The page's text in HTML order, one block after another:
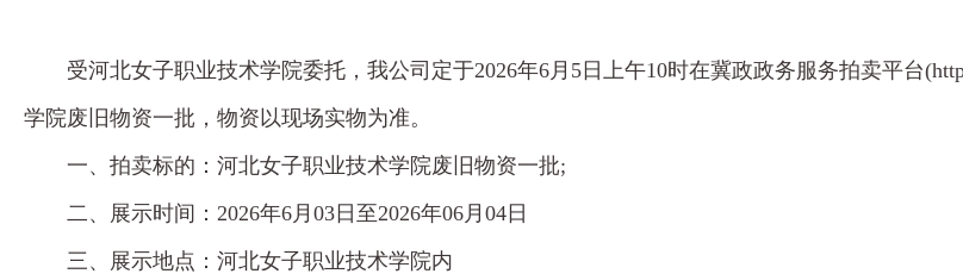
受河北女子职业技术学院委托，我公司定于2026年6月5日上午10时在冀政政务服务拍卖平台
学院废旧物资一批，物资以现场实物为准。
一、拍卖标的：河北女子职业技术学院废旧物资一批;
二、展示时间：2026年6月03日至2026年06月04日
三、展示地点：河北女子职业技术学院内